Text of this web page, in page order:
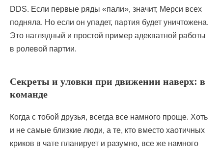
DDS. Если первые ряды «пали», значит, Мерси всех
подняла. Но если он упадет, партия будет уничтожена.
Это наглядный и простой пример адекватной работы
в ролевой партии.
Секреты и уловки при движении наверх: в
команде
Когда с тобой друзья, всегда все намного проще. Хоть
и не самые близкие люди, а те, кто вместо хаотичных
криков в чате планирует и разумно, все же намного